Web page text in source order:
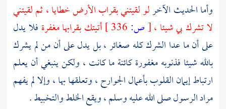
وأما الحديث الآخرلو لقيتني بقراب الأرض خطايا ، ثم لقيتني
لا تشرك بي شيئا ،[ص: أتيتك بقرابها مغفرة فلا يدل
على أن ما عدا الشرك كله صغائر ، بل يدل على أن من لم يشرك
بالله شيئا فذنوبه مغفورة كائنة ما كانت ، ولكن ينبغي أن يعلم
ارتباط إيمان القلوب بأعمال الجوارح ، وتعلقها بها ، وإلا لم يفهم
مراد الرسول صلى الله عليه وسلم ، ويقع الخلط والتخبيط .